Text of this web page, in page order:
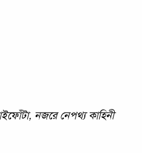
নজরে নেপথ্য কাহিনী